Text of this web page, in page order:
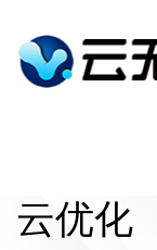
云优化